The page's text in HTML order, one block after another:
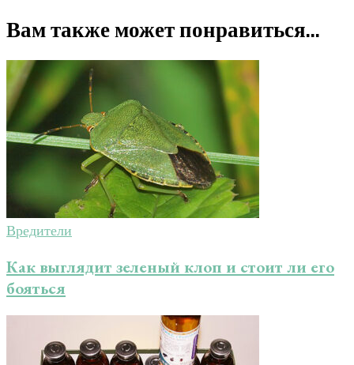
Вам также может понравиться...
Вредители
Как выглядит зеленый клоп и стоит ли его
бояться